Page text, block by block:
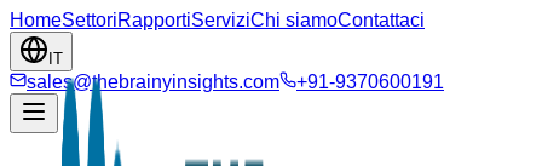
HomeSettoriRapportiServiziChi siamoContattaci
IT
sales@thebrainyinsights.com +91-9370600191